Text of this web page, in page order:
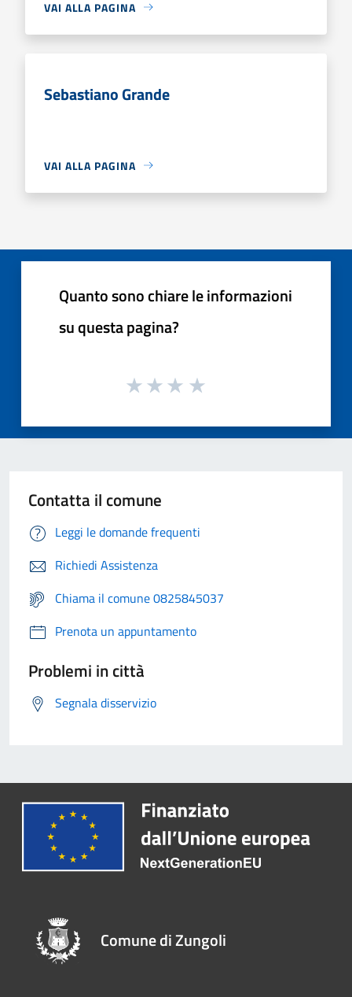
VAI ALLA PAGINA
Sebastiano Grande
VAI ALLA PAGINA
Quanto sono chiare le informazioni
su questa pagina?
Contatta il comune
Leggi le domande frequenti
Richiedi Assistenza
Chiama il comune 0825845037
Prenota un appuntamento
Problemi in città
Segnala disservizio
Comune di Zungoli